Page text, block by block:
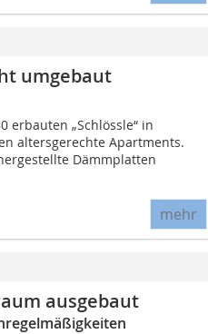
umgebaut
erbauten „Schlössle“ in
altersgerechte Apartments.
Dämmplatten
mehr
ausgebaut